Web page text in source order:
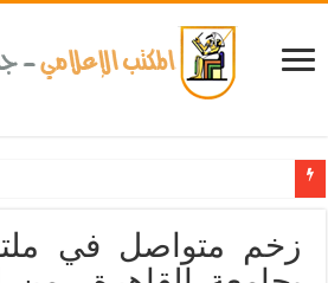
زخم متواصل في